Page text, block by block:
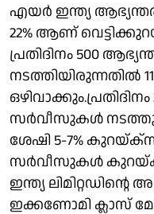
എയർ ഇന്ത്യ
22% ആണ്
പ്രതിദിനം 500
നടത്തിയിരുന്നതിൽ
സർവീസുകൾ
ശേഷി 5-7%
സർവീസുകൾ
ഇന്ത്യ
ഇക്കണോമി ക്ലാസ്